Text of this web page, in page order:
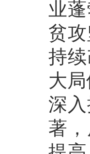
业
贫
持
大
深
著